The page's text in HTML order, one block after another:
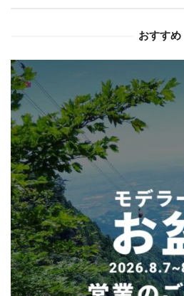
おすすめ